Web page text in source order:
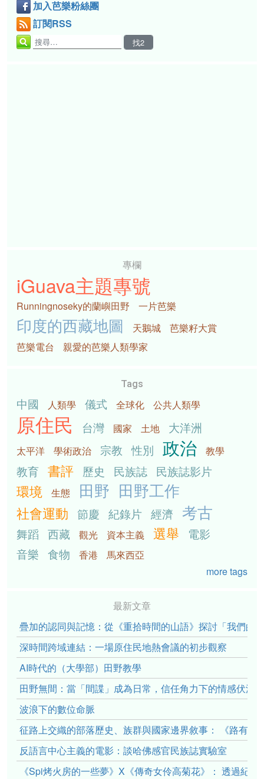
加入芭樂粉絲團
訂閱RSS
專欄
iGuava主題專號
Runningnoseky的蘭嶼田野 一片芭樂
印度的西藏地圖 天鵝城
芭樂籽大賞
芭樂電台
親愛的芭樂人類學家
Tags
中國 人類學 儀式 全球化 公共人類學
原住民 台灣 國家 土地 大洋洲
太平洋 學術政治 宗教 性別 政治 教學
教育 書評 歷史 民族誌 民族誌影片
環境 生態 田野 田野工作
社會運動 節慶 紀錄片 經濟 考古
舞蹈 西藏 觀光 資本主義 選舉
電影
音樂 食物 香港
馬來西亞
more tags
最新文章
疊加的認同與記憶：從《重拾時間的山語》探討「我們的
深時間跨域連結：一場原住民地熱會議的初步觀察
AI時代的（大學部）田野教學
田野無間：當「間諜」成為日常，信任角力下的情感伏流
波浪下的數位命脈
征路上交織的部落歷史、族群與國家邊界敘事： 《路有
反語言中心主義的電影：談哈佛感官民族誌實驗室
《Spi烤火房的一些夢》X《傳奇女伶高菊花》： 透過紀